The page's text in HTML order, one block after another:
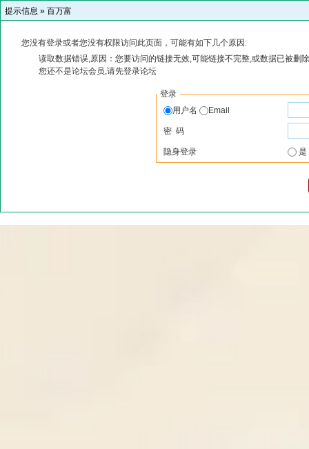
提示信息 » 百万富
您没有登录或者您没有权限访问此页面，可能有如下几个原因:
读取数据错误,原因：您要访问的链接无效,可能链接不完整,或数据已被删
您还不是论坛会员,请先登录论坛
登录
用户名
Email
密 码
隐身登录